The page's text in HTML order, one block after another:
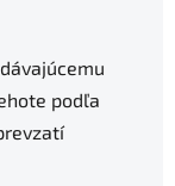
podľa